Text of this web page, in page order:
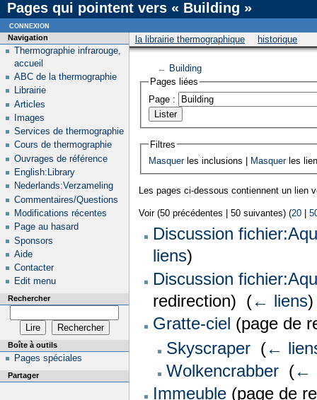
Pages qui pointent vers « Building »
la librairie thermographique historique
← Building
Pages liées
Page :
Filtres
Masquerles inclusions | Masquerles
Les pages ci-dessous contiennent un lien
Voir (50 précédentes | 50 suivantes) (20
Discussion
liens)
Discussion
redirection) ‎ (← liens)
Gratte-ciel (page de
Skyscraper (←
Wolkencrabber (←
Immeuble(page de
Navigation
Thermographie infrarouge,
accueil
ABC de la thermographie
Librairie
Articles
Images
Services de thermographie
Cours de thermographie
Ouvrages de référence
English:Library
Nederlands:Verzameling
Commentaires/Questions
Modifications récentes
Page au hasard
Sponsors
Aide
Contacter
Edit menu
Rechercher
Boîte à outils
Pages spéciales
Partager
connexion